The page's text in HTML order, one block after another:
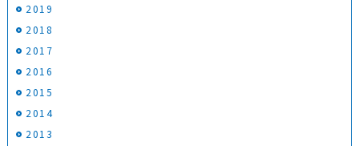
2019
2018
2017
2016
2015
2014
2013